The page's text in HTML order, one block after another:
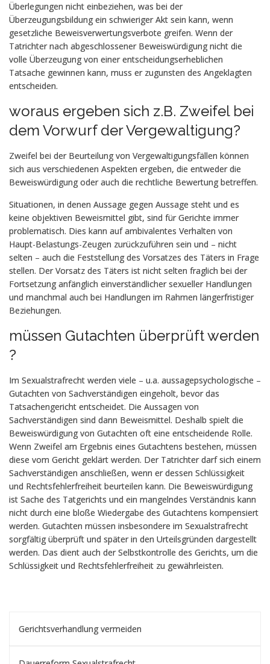
Überlegungen nicht einbeziehen, was bei der
Überzeugungsbildung ein schwieriger Akt sein kann, wenn
gesetzliche Beweisverwertungsverbote greifen. Wenn der
Tatrichter nach abgeschlossener Beweiswürdigung nicht die
volle Überzeugung von einer entscheidungserheblichen
Tatsache gewinnen kann, muss er zugunsten des Angeklagten
entscheiden.
woraus ergeben sich z.B. Zweifel bei
dem Vorwurf der Vergewaltigung?
Zweifel bei der Beurteilung von Vergewaltigungsfällen können
sich aus verschiedenen Aspekten ergeben, die entweder die
Beweiswürdigung oder auch die rechtliche Bewertung betreffen.
Situationen, in denen Aussage gegen Aussage steht und es
keine objektiven Beweismittel gibt, sind für Gerichte immer
problematisch. Dies kann auf ambivalentes Verhalten von
Haupt-Belastungs-Zeugen zurückzuführen sein und – nicht
selten – auch die Feststellung des Vorsatzes des Täters in Frage
stellen. Der Vorsatz des Täters ist nicht selten fraglich bei der
Fortsetzung anfänglich einverständlicher sexueller Handlungen
und manchmal auch bei Handlungen im Rahmen längerfristiger
Beziehungen.
müssen Gutachten überprüft werden
?
Im Sexualstrafrecht werden viele – u.a. aussagepsychologische –
Gutachten von Sachverständigen eingeholt, bevor das
Tatsachengericht entscheidet. Die Aussagen von
Sachverständigen sind dann Beweismittel. Deshalb spielt die
Beweiswürdigung von Gutachten oft eine entscheidende Rolle.
Wenn Zweifel am Ergebnis eines Gutachtens bestehen, müssen
diese vom Gericht geklärt werden. Der Tatrichter darf sich einem
Sachverständigen anschließen, wenn er dessen Schlüssigkeit
und Rechtsfehlerfreiheit beurteilen kann. Die Beweiswürdigung
ist Sache des Tatgerichts und ein mangelndes Verständnis kann
nicht durch eine bloße Wiedergabe des Gutachtens kompensiert
werden. Gutachten müssen insbesondere im Sexualstrafrecht
sorgfältig überprüft und später in den Urteilsgründen dargestellt
werden. Das dient auch der Selbstkontrolle des Gerichts, um die
Schlüssigkeit und Rechtsfehlerfreiheit zu gewährleisten.
Gerichtsverhandlung vermeiden